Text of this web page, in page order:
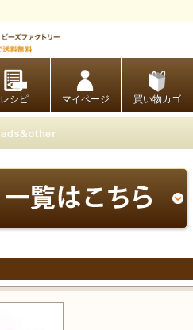
レシピ マイページ 買い物カゴ